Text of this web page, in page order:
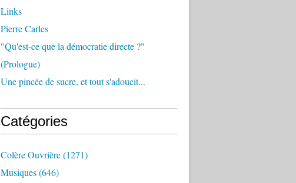
Links
Pierre Carles
"Qu'est-ce que la démocratie directe ?"
(Prologue)
Une pincée de sucre, et tout s'adoucit...
Catégories
Colère Ouvrière(1271)
Musiques(646)